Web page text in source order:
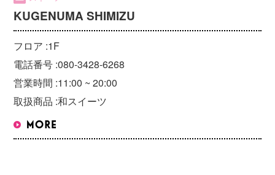
KUGENUMA SHIMIZU
フロア :1F
電話番号 :080-3428-6268
営業時間 :11:00 ~ 20:00
取扱商品 :和スイーツ